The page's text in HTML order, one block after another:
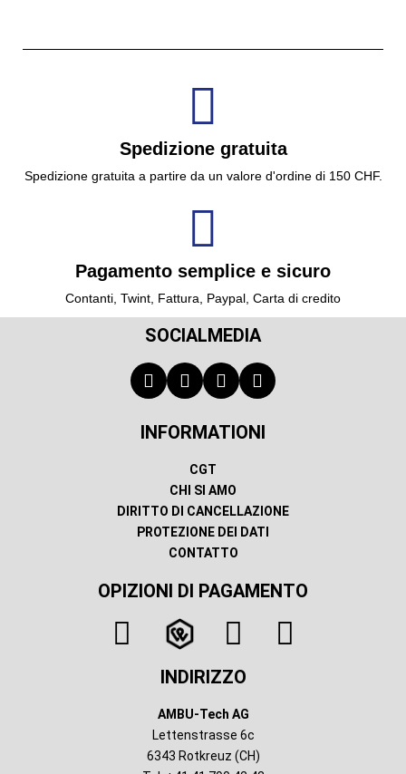
Spedizione gratuita
Spedizione gratuita a partire da un valore d'ordine di 150 CHF.
Pagamento semplice e sicuro
Contanti, Twint, Fattura, Paypal, Carta di credito
SOCIALMEDIA
INFORMATIONI
CGT
CHI SI AMO
DIRITTO DI CANCELLAZIONE
PROTEZIONE DEI DATI
CONTATTO
OPIZIONI DI PAGAMENTO
INDIRIZZO
AMBU-Tech AG
Lettenstrasse 6c
6343 Rotkreuz (CH)